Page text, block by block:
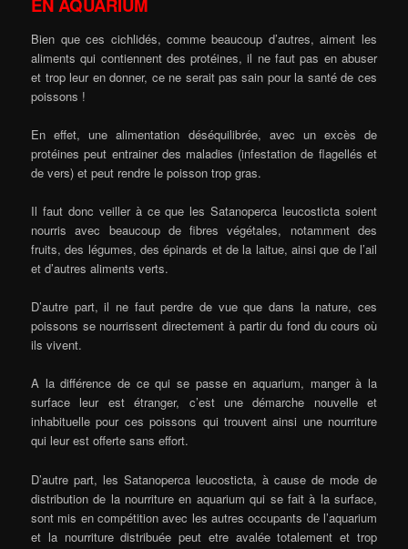
EN AQUARIUM
Bien que ces cichlidés, comme beaucoup d’autres, aiment les
aliments qui contiennent des protéines, il ne faut pas en abuser
et trop leur en donner, ce ne serait pas sain pour la santé de ces
poissons !
En effet, une alimentation déséquilibrée, avec un excès de
protéines peut entrainer des maladies (infestation de flagellés et
de vers) et peut rendre le poisson trop gras.
Il faut donc veiller à ce que les Satanoperca leucosticta soient
nourris avec beaucoup de fibres végétales, notamment des
fruits, des légumes, des épinards et de la laitue, ainsi que de l’ail
et d’autres aliments verts.
D’autre part, il ne faut perdre de vue que dans la nature, ces
poissons se nourrissent directement à partir du fond du cours où
ils vivent.
A la différence de ce qui se passe en aquarium, manger à la
surface leur est étranger, c’est une démarche nouvelle et
inhabituelle pour ces poissons qui trouvent ainsi une nourriture
qui leur est offerte sans effort.
D’autre part, les Satanoperca leucosticta, à cause de mode de
distribution de la nourriture en aquarium qui se fait à la surface,
sont mis en compétition avec les autres occupants de l’aquarium
et la nourriture distribuée peut etre avalée totalement et trop